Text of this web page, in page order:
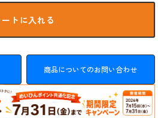
トに入れる
商品についてのお問い合わせ